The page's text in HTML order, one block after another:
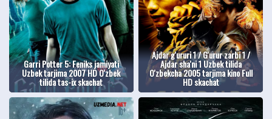
Garri Potter 5: Feniks jamiyati
Uzbek tarjima 2007 HD O'zbek
tilida tas-ix skachat
Ajdar g'ururi 1 / G'urur zarbi 1 /
Ajdar sha'ni 1 Uzbek tilida
O'zbekcha 2005 tarjima kino Full
HD skachat